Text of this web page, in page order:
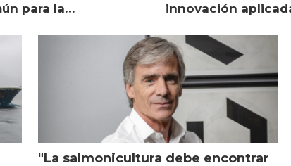
para la
innovación
"La salmonicultura debe encontrar